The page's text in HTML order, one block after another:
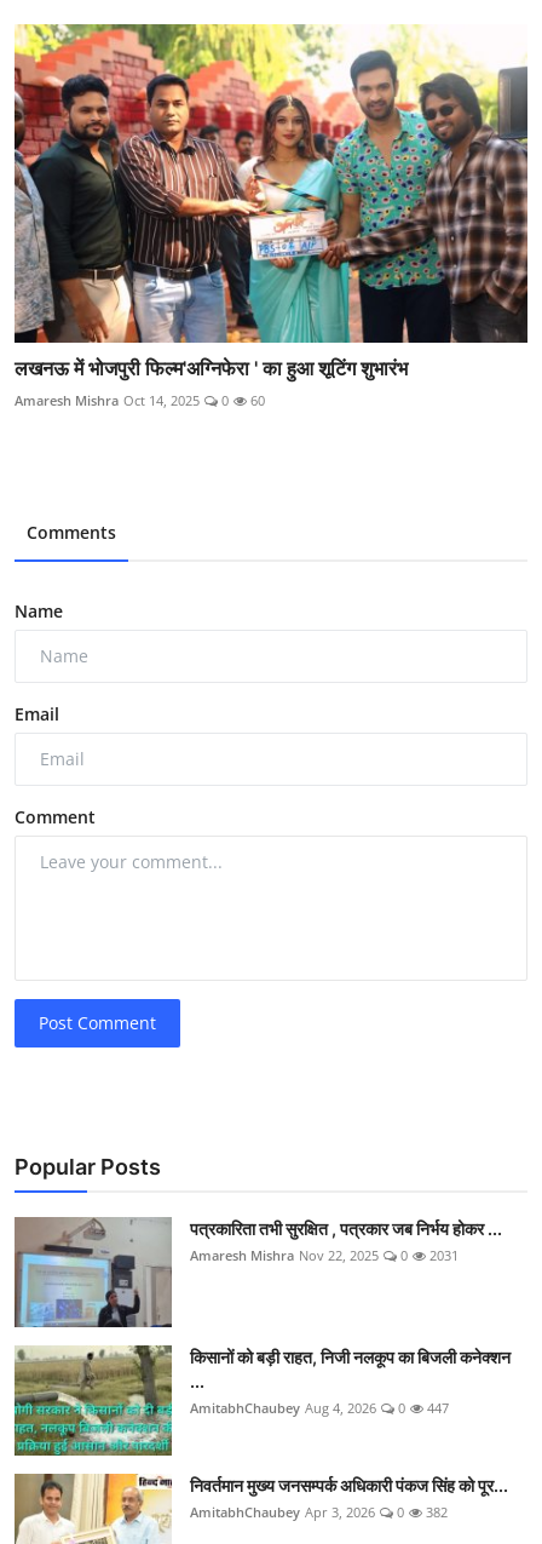
लखनऊ में भोजपुरी फिल्म'अग्निफेरा ' का हुआ शूटिंग शुभारंभ
Amaresh Mishra Oct 14, 2025 0 60
Comments
Name
Email
Comment
Post Comment
Popular Posts
पत्रकारिता तभी सुरक्षित , पत्रकार जब निर्भय होकर ...
Amaresh Mishra Nov 22, 2025 0 2031
किसानों को बड़ी राहत, निजी नलकूप का बिजली कनेक्शन
...
AmitabhChaubey Aug 4, 2026 0 447
निवर्तमान मुख्य जनसम्पर्क अधिकारी पंकज सिंह को पूर...
AmitabhChaubey Apr 3, 2026 0 382